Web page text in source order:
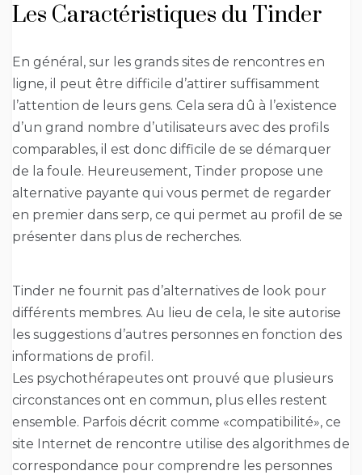
Les Caractéristiques du Tinder
En général, sur les grands sites de rencontres en
ligne, il peut être difficile d’attirer suffisamment
l’attention de leurs gens. Cela sera dû à l’existence
d’un grand nombre d’utilisateurs avec des profils
comparables, il est donc difficile de se démarquer
de la foule. Heureusement, Tinder propose une
alternative payante qui vous permet de regarder
en premier dans serp, ce qui permet au profil de se
présenter dans plus de recherches.
Tinder ne fournit pas d’alternatives de look pour
différents membres. Au lieu de cela, le site autorise
les suggestions d’autres personnes en fonction des
informations de profil.
Les psychothérapeutes ont prouvé que plusieurs
circonstances ont en commun, plus elles restent
ensemble. Parfois décrit comme «compatibilité», ce
site Internet de rencontre utilise des algorithmes de
correspondance pour comprendre les personnes